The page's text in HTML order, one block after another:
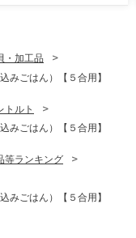
料 高知県 室戸市
・加工品
みごはん）【５合用】
トルト
みごはん）【５合用】
等ランキング
みごはん）【５合用】